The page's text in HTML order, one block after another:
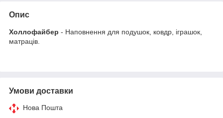
Опис
Холлофайбер - Наповнення для подушок, ковдр, іграшок,
матраців.
Умови доставки
Нова Пошта